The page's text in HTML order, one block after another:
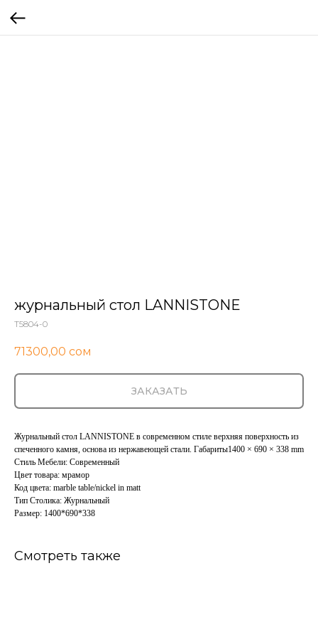
журнальный стол LANNISTONE
T5804-0
71300,00 сом
ЗАКАЗАТЬ
Журнальный стол LANNISTONE в современном стиле верхняя поверхность из
спеченного камня, основа из нержавеющей стали. Габариты1400 × 690 × 338 mm
Стиль Мебели: Современный
Цвет товара: мрамор
Код цвета: marble table/nickel in matt
Тип Столика: Журнальный
Размер: 1400*690*338
Смотреть также